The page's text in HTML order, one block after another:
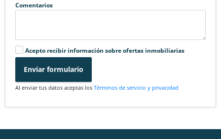
Comentarios
Acepto recibir información sobre ofertas inmobiliarias
Enviar formulario
Al enviar tus datos aceptas los Términos de servicio y privacidad